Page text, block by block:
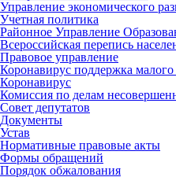
Управление экономического
Учетная политика
Районное Управление
Всероссийская перепись
Правовое управление
Коронавирус поддержка малого
Коронавирус
Комиссия по делам
Совет депутатов
Документы
Устав
Нормативные правовые акты
Формы обращений
Порядок обжалования